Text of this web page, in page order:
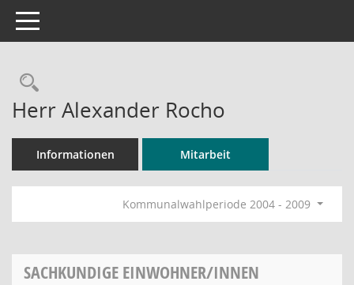
Toggle navigation
Rechercheauswahl
Herr Alexander Rocho
Informationen Mitarbeit
Kommunalwahlperiode 2004 - 2009
SACHKUNDIGE EINWOHNER/INNEN